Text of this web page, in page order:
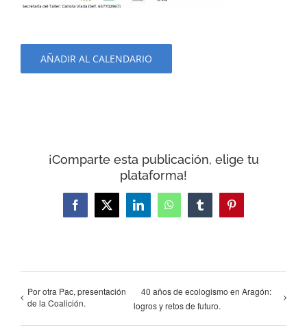
AÑADIR AL CALENDARIO
¡Comparte esta publicación, elige tu
plataforma!
Facebook
X LinkedInWhatsAppTumblrPinterest
Por otra Pac, presentación
de la Coalición.
40 años de ecologismo en Aragón:
logros y retos de futuro.